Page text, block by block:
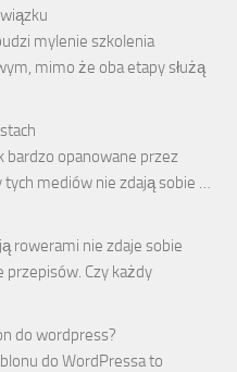
mylenie szkolenia
mimo że oba etapy służą
bardzo opanowane przez
mediów nie zdają sobie …
rowerami nie zdaje sobie
przepisów. Czy każdy
do wordpress?
do WordPressa to